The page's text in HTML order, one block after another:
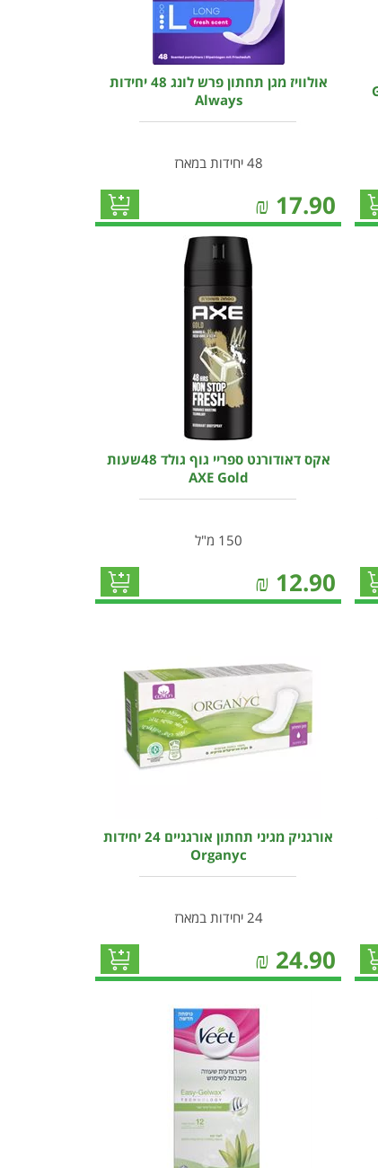
אולוויז מגן תחתון פרש לונג 48 יחידות
Always
48 יחידות במארז
17.90
₪
אקס דאודורנט ספריי גוף גולד 48שעות
AXE Gold
150 מ"ל
12.90
₪
אורגניק מגיני תחתון אורגניים 24 יחידות
Organyc
24 יחידות במארז
24.90
₪